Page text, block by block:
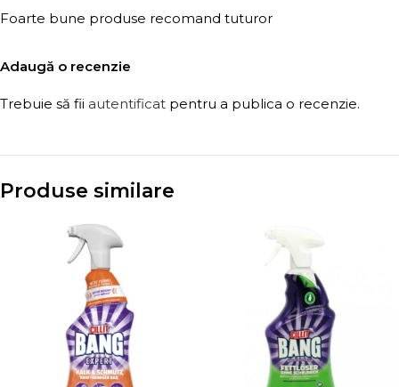
Foarte bune produse recomand tuturor
Adaugă o recenzie
Trebuie să fii autentificat pentru a publica o recenzie.
Produse similare